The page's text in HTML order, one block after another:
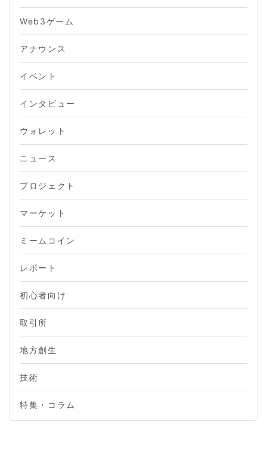
Web3ゲーム
アナウンス
イベント
インタビュー
ウォレット
ニュース
プロジェクト
マーケット
ミームコイン
レポート
初心者向け
取引所
地方創生
技術
特集・コラム